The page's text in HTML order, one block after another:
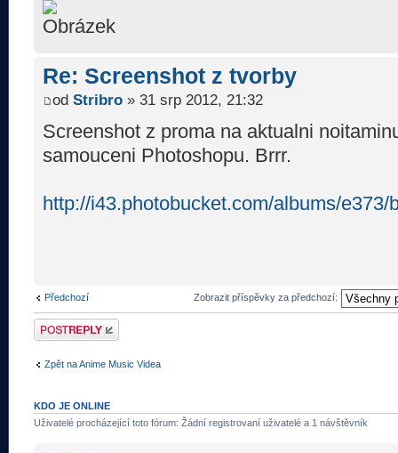
Re: Screenshot z tvorby
od Stribro » 31 srp 2012, 21:32
Screenshot z proma na aktualni
samouceni Photoshopu. Brrr.
http://i43.photobucket.com/albums/
Předchozí Zobrazit příspěvky za předchozí:
Odeslat odpověď
Zpět na Anime Music Videa
KDO JE ONLINE
Uživatelé procházející toto fórum: Žádní registrovaní uživatelé a 1 návštěvník